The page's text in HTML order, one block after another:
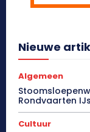
Nieuwe
Algemeen
Rondvaarten
Cultuur